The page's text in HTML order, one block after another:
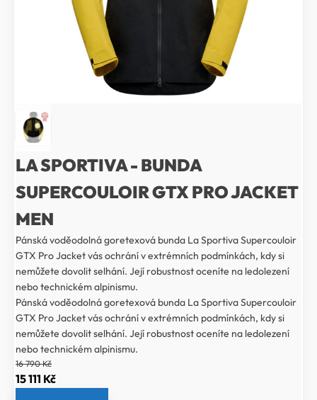
LA SPORTIVA - BUNDA
SUPERCOULOIR GTX PRO JACKET
MEN
Pánská voděodolná goretexová bunda La Sportiva Supercouloir
GTX Pro Jacket vás ochrání v extrémních podmínkách, kdy si
nemůžete dovolit selhání. Její robustnost oceníte na ledolezení
nebo technickém alpinismu.
Pánská voděodolná goretexová bunda La Sportiva Supercouloir
GTX Pro Jacket vás ochrání v extrémních podmínkách, kdy si
nemůžete dovolit selhání. Její robustnost oceníte na ledolezení
nebo technickém alpinismu.
16 790Kč
Původní
cena
15 111 KčAktuální
cena